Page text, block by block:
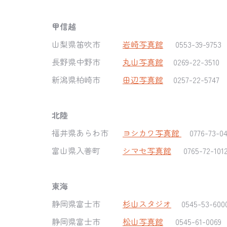
甲信越
山梨県笛吹市 岩崎写真館
0553-39-9753
長野県中野市 丸山写真館
0269-22-3510
新潟県柏崎市 田辺写真館 0257-22-5747
北陸
福井県あらわ市
ヨシカワ写真館
0776-73-
富山県入善町 シマセ写真館 0765-72-1012
東海
静岡県富士市 杉山スタジオ
0545-53-
静岡県富士市 松山写真館 0545-61-0069